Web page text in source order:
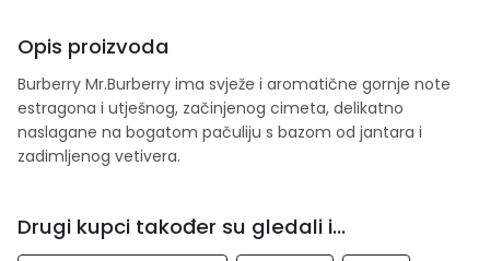
Opis proizvoda
Burberry Mr.Burberry ima svježe i aromatične gornje note
estragona i utješnog, začinjenog cimeta, delikatno
naslagane na bogatom pačuliju s bazom od jantara i
zadimljenog vetivera.
Drugi kupci također su gledali i...